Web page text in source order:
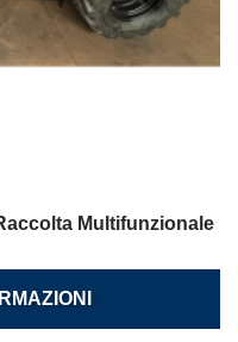
Multifunzionale